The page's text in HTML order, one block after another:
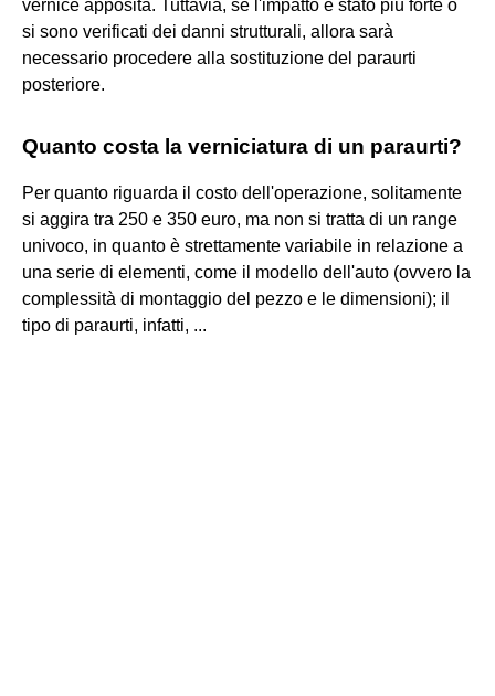
vernice apposita. Tuttavia, se l'impatto è stato più forte o
si sono verificati dei danni strutturali, allora sarà
necessario procedere alla sostituzione del paraurti
posteriore.
Quanto costa la verniciatura di un paraurti?
Per quanto riguarda il costo dell'operazione, solitamente
si aggira tra 250 e 350 euro, ma non si tratta di un range
univoco, in quanto è strettamente variabile in relazione a
una serie di elementi, come il modello dell'auto (ovvero la
complessità di montaggio del pezzo e le dimensioni); il
tipo di paraurti, infatti, ...